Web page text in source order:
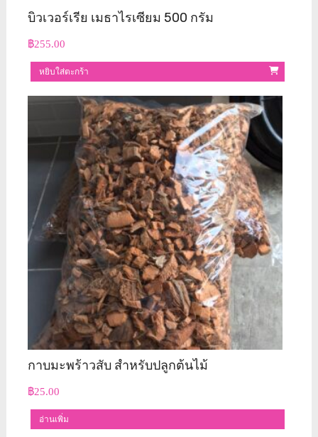
multiple
variants.
The
may
be
chosen
on
the
product
บิวเวอร์เรีย เมธาไรเซียม 500 กรัม
฿255.00
หยิบใส่ตะกร้า
กาบมะพร้าวสับ สำหรับปลูกต้นไม้
฿25.00
อ่านเพิ่ม